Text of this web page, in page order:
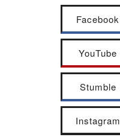
Facebook
YouTube
Stumble
Instagram